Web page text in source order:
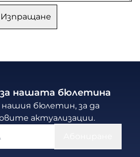
нашата бюлетина
бюлетин, за да
актуализации.